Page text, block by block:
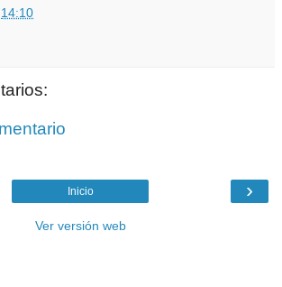
14:10
›
Inicio
Ver versión web